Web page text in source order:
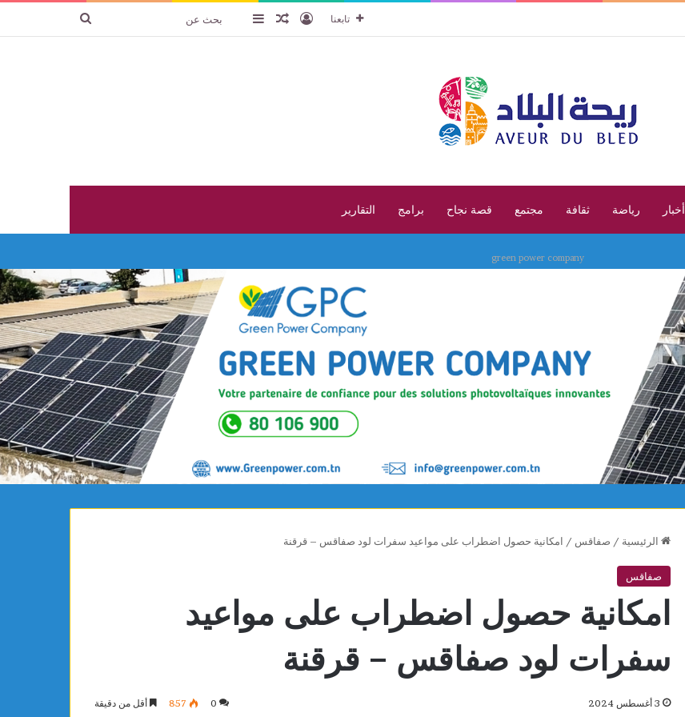
تابعنا تسجيل الدخول
عنصر عشوائي
إضافة عمود جانبي
بحث
أخبار رياضة ثقافة مجتمع قصة نجاح برامج التقارير
green power company
الرئيسية / صفاقس / امكانية حصول اضطراب على مواعيد سفرات لود صفاقس – قرقنة
صفاقس
امكانية حصول اضطراب على مواعيد
سفرات لود صفاقس – قرقنة
3 أغسطس 2024 0
857 أقل من دقيقة